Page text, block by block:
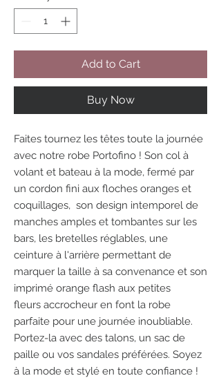
Add to Cart
Buy Now
Faites tournez les têtes toute la journée
avec notre robe Portofino ! Son col à
volant et bateau à la mode, fermé par
un cordon fini aux floches oranges et
coquillages, son design intemporel de
manches amples et tombantes sur les
bars, les bretelles réglables, une
ceinture à l'arrière permettant de
marquer la taille à sa convenance et son
imprimé orange flash aux petites
fleurs accrocheur en font la robe
parfaite pour une journée inoubliable.
Portez-la avec des talons, un sac de
paille ou vos sandales préférées. Soyez
à la mode et stylé en toute confiance !